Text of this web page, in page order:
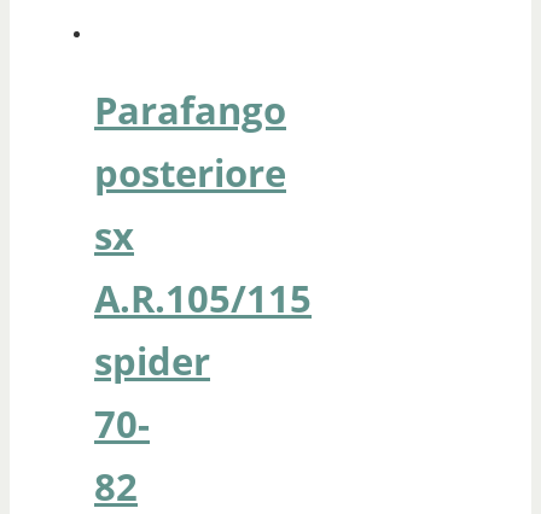
Parafango
posteriore
sx
A.R.105/115
spider
70-
82